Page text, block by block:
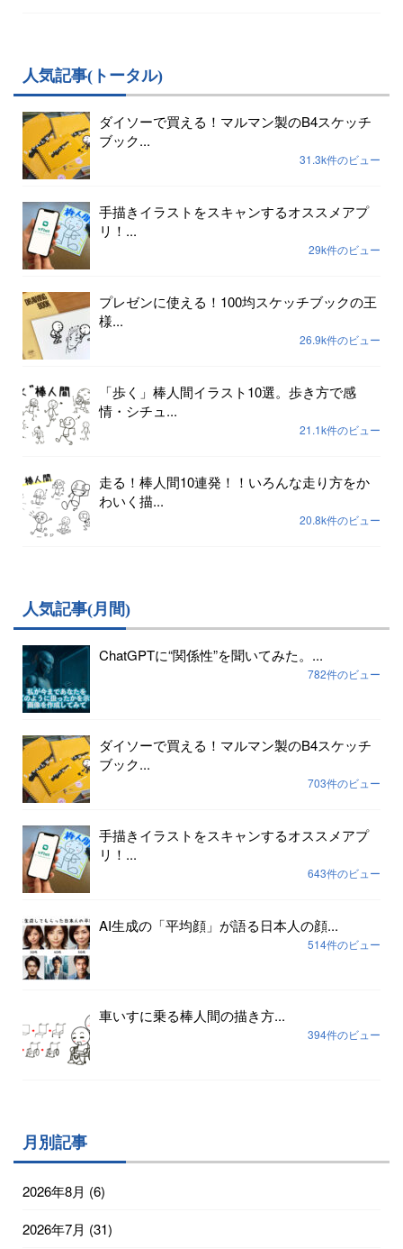
人気記事(トータル)
ダイソーで買える！マルマン製のB4スケッチ
ブック...
31.3k件のビュー
手描きイラストをスキャンするオススメアプ
リ！...
29k件のビュー
プレゼンに使える！100均スケッチブックの王
様...
26.9k件のビュー
「歩く」棒人間イラスト10選。歩き方で感
情・シチュ...
21.1k件のビュー
走る！棒人間10連発！！いろんな走り方をか
わいく描...
20.8k件のビュー
人気記事(月間)
ChatGPTに“関係性”を聞いてみた。...
782件のビュー
ダイソーで買える！マルマン製のB4スケッチ
ブック...
703件のビュー
手描きイラストをスキャンするオススメアプ
リ！...
643件のビュー
AI生成の「平均顔」が語る日本人の顔...
514件のビュー
車いすに乗る棒人間の描き方...
394件のビュー
月別記事
2026年8月 (6)
2026年7月 (31)